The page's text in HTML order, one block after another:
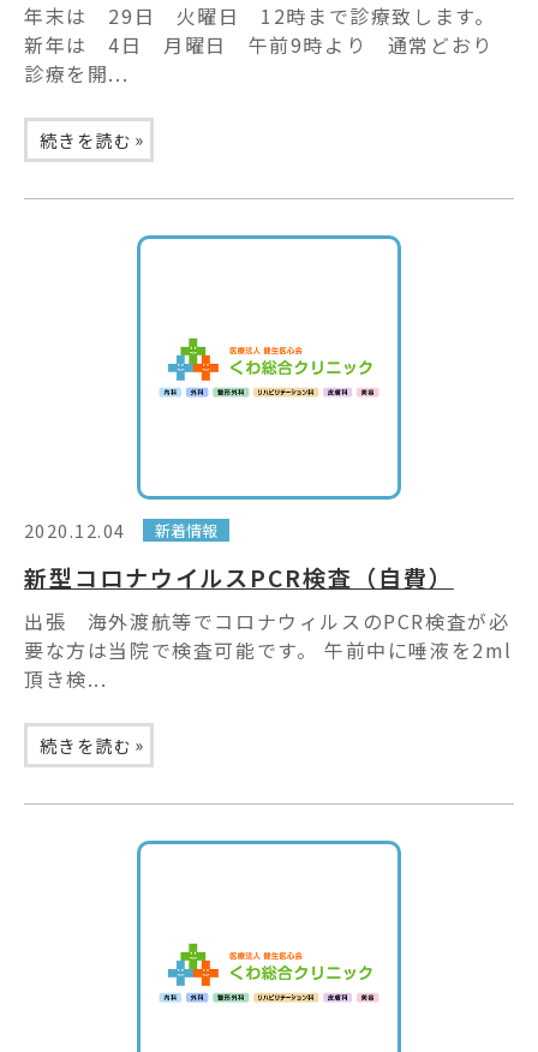
年末は 29日 火曜日 12時まで診療致します。
新年は 4日 月曜日 午前9時より 通常どおり
診療を開...
続きを読む »
2020.12.04 新着情報
新型コロナウイルスPCR検査（自費）
出張 海外渡航等でコロナウィルスのPCR検査が必
要な方は当院で検査可能です。 午前中に唾液を2ml
頂き検...
続きを読む »